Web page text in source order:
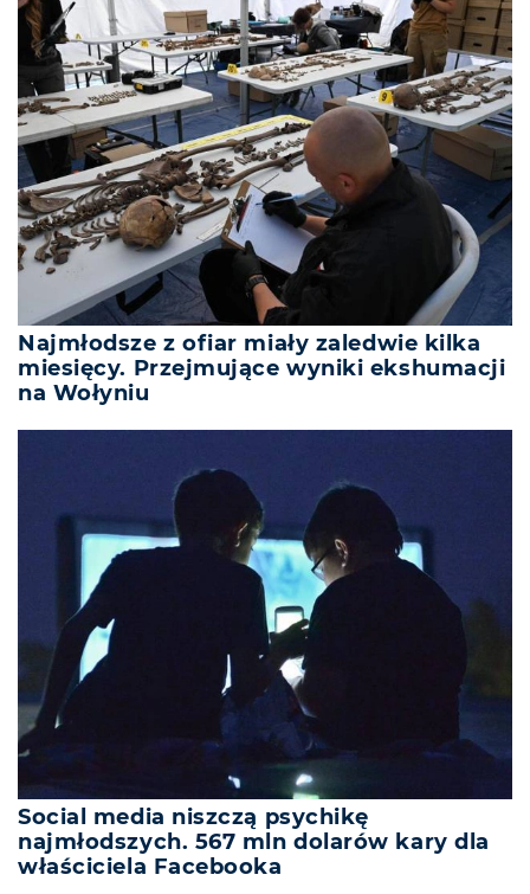
Najmłodsze z ofiar miały zaledwie kilka
miesięcy. Przejmujące wyniki ekshumacji
na Wołyniu
Social media niszczą psychikę
najmłodszych. 567 mln dolarów kary dla
właściciela Facebooka